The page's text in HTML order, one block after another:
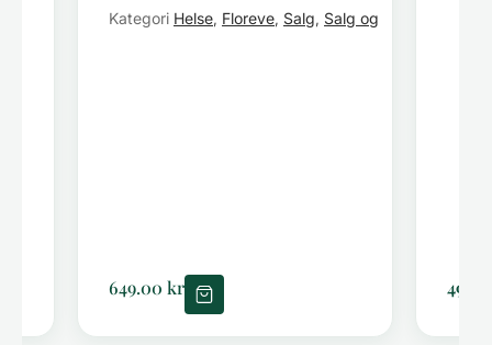
Kategori Helse, Floreve, Salg, Salg og tilbud
649.00 kr